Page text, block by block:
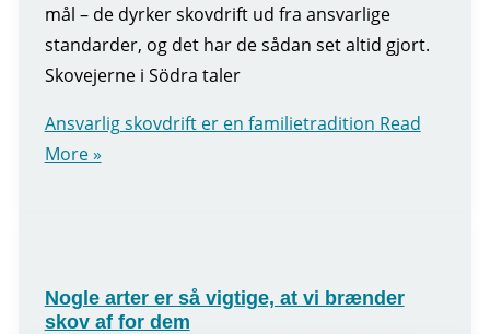
mål – de dyrker skovdrift ud fra ansvarlige
standarder, og det har de sådan set altid gjort.
Skovejerne i Södra taler
Ansvarlig skovdrift er en familietradition Read
More »
Nogle arter er så vigtige, at vi brænder
skov af for dem